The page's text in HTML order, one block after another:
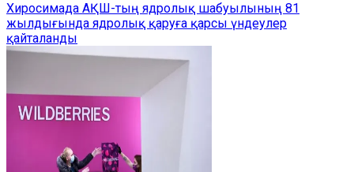
Хиросимада АҚШ-тың ядролық шабуылының 81
жылдығында ядролық қаруға қарсы үндеулер
қайталанды